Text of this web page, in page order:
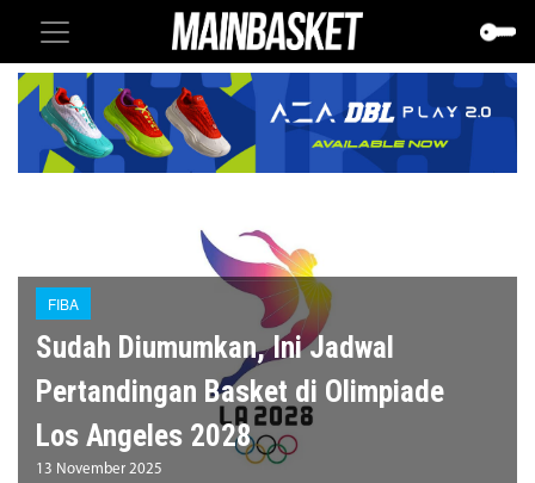
FIBA
Sudah Diumumkan, Ini Jadwal
Pertandingan Basket di Olimpiade
Los Angeles 2028
13 November 2025